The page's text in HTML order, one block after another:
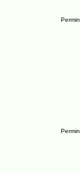
Permin
Permin